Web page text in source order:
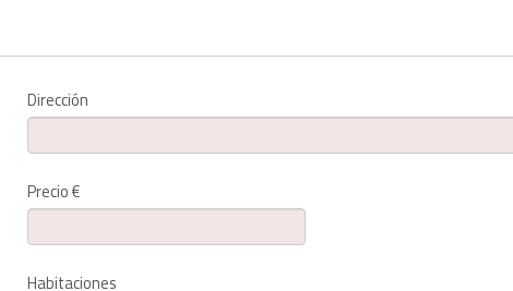
Dirección
Precio €
Habitaciones